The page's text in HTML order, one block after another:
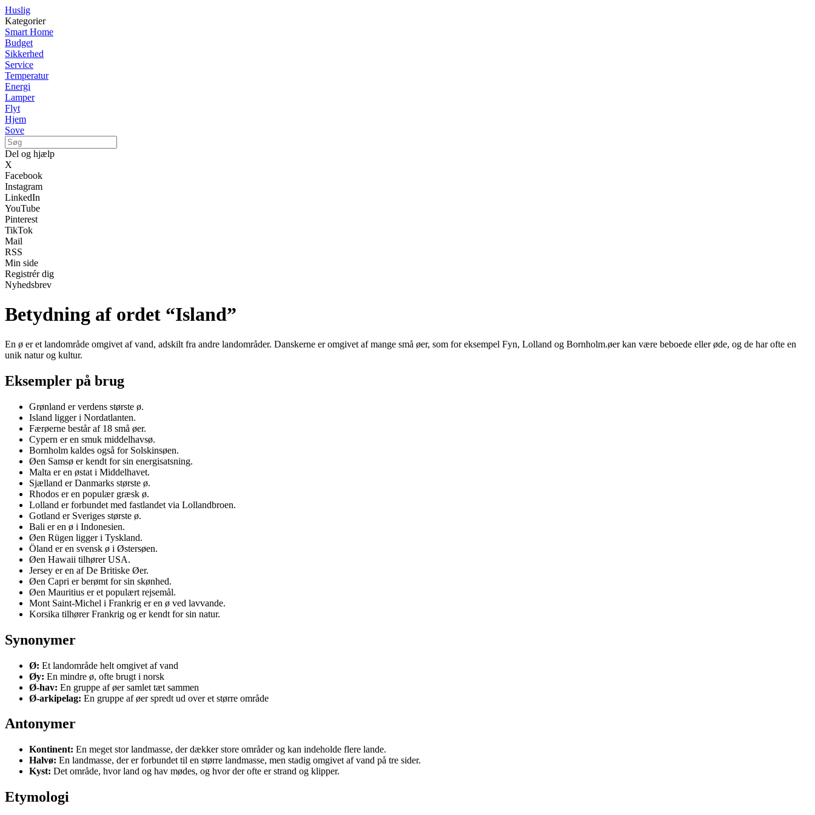
Huslig
Kategorier
Smart Home
Budget
Sikkerhed
Service
Temperatur
Energi
Lamper
Flyt
Hjem
Sove
Del og hjælp
X
Facebook
Instagram
LinkedIn
YouTube
Pinterest
TikTok
Mail
RSS
Min side
Registrér dig
Nyhedsbrev
Betydning af ordet “Island”
En ø er et landområde omgivet af vand, adskilt fra andre landområder. Danskerne er omgivet af mange små øer, som for eksempel Fyn, Lolland og Bornholm.øer kan være beboede eller øde, og de har ofte en
unik natur og kultur.
Eksempler på brug
Grønland er verdens største ø.
Island ligger i Nordatlanten.
Færøerne består af 18 små øer.
Cypern er en smuk middelhavsø.
Bornholm kaldes også for Solskinsøen.
Øen Samsø er kendt for sin energisatsning.
Malta er en østat i Middelhavet.
Sjælland er Danmarks største ø.
Rhodos er en populær græsk ø.
Lolland er forbundet med fastlandet via Lollandbroen.
Gotland er Sveriges største ø.
Bali er en ø i Indonesien.
Øen Rügen ligger i Tyskland.
Öland er en svensk ø i Østersøen.
Øen Hawaii tilhører USA.
Jersey er en af De Britiske Øer.
Øen Capri er berømt for sin skønhed.
Øen Mauritius er et populært rejsemål.
Mont Saint-Michel i Frankrig er en ø ved lavvande.
Korsika tilhører Frankrig og er kendt for sin natur.
Synonymer
Ø: Et landområde helt omgivet af vand
Øy: En mindre ø, ofte brugt i norsk
Ø-hav: En gruppe af øer samlet tæt sammen
Ø-arkipelag: En gruppe af øer spredt ud over et større område
Antonymer
Kontinent: En meget stor landmasse, der dækker store områder og kan indeholde flere lande.
Halvø: En landmasse, der er forbundet til en større landmasse, men stadig omgivet af vand på tre sider.
Kyst: Det område, hvor land og hav mødes, og hvor der ofte er strand og klipper.
Etymologi